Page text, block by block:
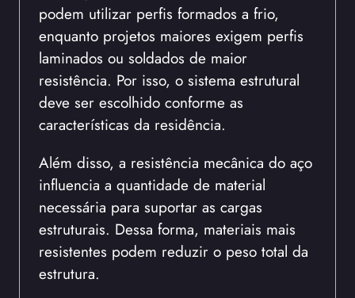
podem utilizar perfis formados a frio,
enquanto projetos maiores exigem perfis
laminados ou soldados de maior
resistência. Por isso, o sistema estrutural
deve ser escolhido conforme as
características da residência.
Além disso, a resistência mecânica do aço
influencia a quantidade de material
necessária para suportar as cargas
estruturais. Dessa forma, materiais mais
resistentes podem reduzir o peso total da
estrutura.